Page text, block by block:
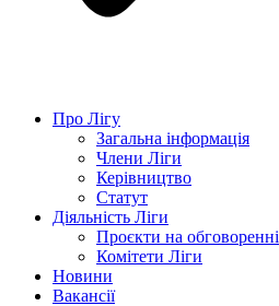
Про Лігу
Загальна інформація
Члени Ліги
Керівництво
Статут
Діяльність Ліги
Проєкти на обговоренні
Комітети Ліги
Новини
Вакансії